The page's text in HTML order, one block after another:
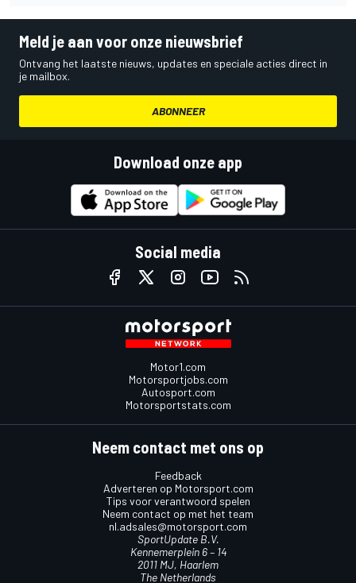
Meld je aan voor onze nieuwsbrief
Ontvang het laatste nieuws, updates en speciale acties direct in
je mailbox.
ABONNEER
Download onze app
Social media
Motor1.com
Motorsportjobs.com
Autosport.com
Motorsportstats.com
Neem contact met ons op
Feedback
Adverteren op Motorsport.com
Tips voor verantwoord spelen
Neem contact op met het team
nl.adsales@motorsport.com
SportUpdate B.V.
Kennemerplein 6 – 14
2011 MJ, Haarlem
The Netherlands